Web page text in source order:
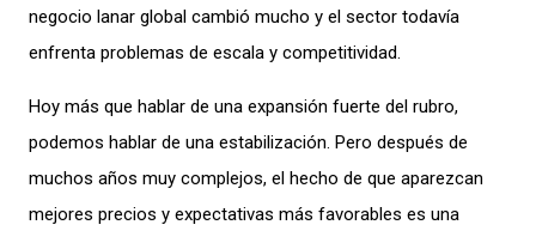
negocio lanar global cambió mucho y el sector todavía
enfrenta problemas de escala y competitividad.
Hoy más que hablar de una expansión fuerte del rubro,
podemos hablar de una estabilización. Pero después de
muchos años muy complejos, el hecho de que aparezcan
mejores precios y expectativas más favorables es una